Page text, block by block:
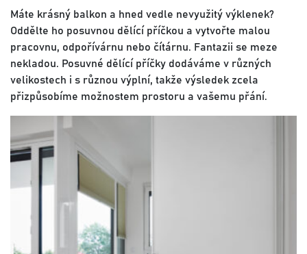
Máte krásný balkon a hned vedle nevyužitý výklenek?
Oddělte ho posuvnou dělící příčkou a vytvořte malou
pracovnu, odpořívárnu nebo čítárnu. Fantazii se meze
nekladou. Posuvné dělící příčky dodáváme v různých
velikostech i s různou výplní, takže výsledek zcela
přizpůsobíme možnostem prostoru a vašemu přání.